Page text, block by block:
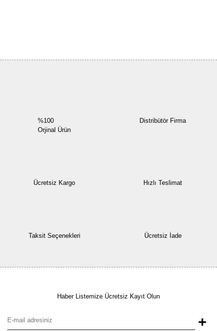
%100
Orjinal Ürün
Distribütör Firma
Ücretsiz Kargo Hızlı Teslimat
Taksit Seçenekleri Ücretsiz İade
Haber Listemize Ücretsiz Kayıt Olun
+